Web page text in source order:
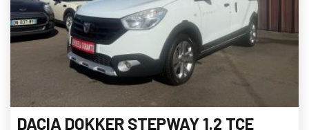
DACIA DOKKER STEPWAY 1.2 TCE